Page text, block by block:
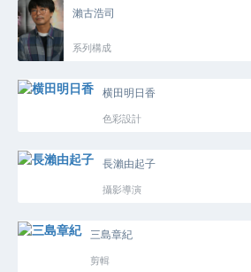
瀨古浩司
系列構成
横田明日香
色彩設計
長瀨由起子
攝影導演
三島章紀
剪輯